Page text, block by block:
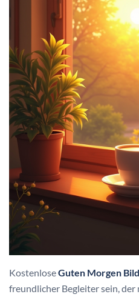
KostenloseGuten Morgen
freundlicher Begleiter sein,